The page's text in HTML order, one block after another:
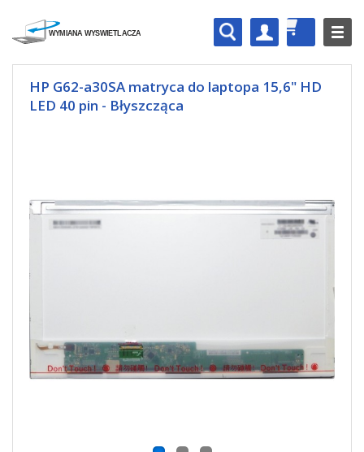
HP G62-a30SA matryca do laptopa 15,6" HD
LED 40 pin - Błyszcząca